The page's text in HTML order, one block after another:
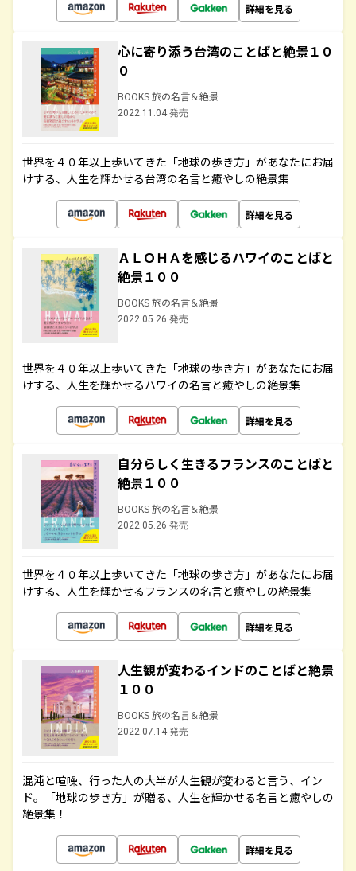
詳細を見る
心に寄り添う台湾のことばと絶景１０
０
BOOKS 旅の名言＆絶景
2022.11.04 発売
世界を４０年以上歩いてきた「地球の歩き方」があなたにお届
けする、人生を輝かせる台湾の名言と癒やしの絶景集
詳細を見る
ＡＬＯＨＡを感じるハワイのことばと
絶景１００
BOOKS 旅の名言＆絶景
2022.05.26 発売
世界を４０年以上歩いてきた「地球の歩き方」があなたにお届
けする、人生を輝かせるハワイの名言と癒やしの絶景集
詳細を見る
自分らしく生きるフランスのことばと
絶景１００
BOOKS 旅の名言＆絶景
2022.05.26 発売
世界を４０年以上歩いてきた「地球の歩き方」があなたにお届
けする、人生を輝かせるフランスの名言と癒やしの絶景集
詳細を見る
人生観が変わるインドのことばと絶景
１００
BOOKS 旅の名言＆絶景
2022.07.14 発売
混沌と喧噪、行った人の大半が人生観が変わると言う、イン
ド。「地球の歩き方」が贈る、人生を輝かせる名言と癒やしの
絶景集！
詳細を見る